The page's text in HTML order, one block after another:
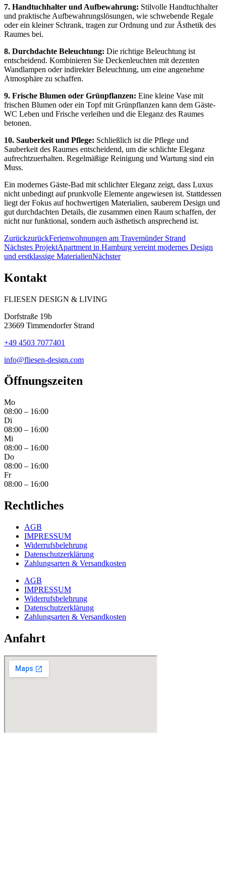
7. Handtuchhalter und Aufbewahrung: Stilvolle Handtuchhalter
und praktische Aufbewahrungslösungen, wie schwebende Regale
oder ein kleiner Schrank, tragen zur Ordnung und zur Ästhetik des
Raumes bei.
8. Durchdachte Beleuchtung: Die richtige Beleuchtung ist
entscheidend. Kombinieren Sie Deckenleuchten mit dezenten
Wandlampen oder indirekter Beleuchtung, um eine angenehme
Atmosphäre zu schaffen.
9. Frische Blumen oder Grünpflanzen: Eine kleine Vase mit
frischen Blumen oder ein Topf mit Grünpflanzen kann dem Gäste-
WC Leben und Frische verleihen und die Eleganz des Raumes
betonen.
10. Sauberkeit und Pflege: Schließlich ist die Pflege und
Sauberkeit des Raumes entscheidend, um die schlichte Eleganz
aufrechtzuerhalten. Regelmäßige Reinigung und Wartung sind ein
Muss.
Ein modernes Gäste-Bad mit schlichter Eleganz zeigt, dass Luxus
nicht unbedingt auf prunkvolle Elemente angewiesen ist. Stattdessen
liegt der Fokus auf hochwertigen Materialien, sauberem Design und
gut durchdachten Details, die zusammen einen Raum schaffen, der
nicht nur funktional, sondern auch ästhetisch ansprechend ist.
ZurückzurückFerienwohnungen am Travemünder Strand
Nächstes ProjektApartment in Hamburg vereint modernes Design
und erstklassige MaterialienNächster
Kontakt
FLIESEN DESIGN & LIVING
Dorfstraße 19b
23669 Timmendorfer Strand
+49 4503 7077401
info@fliesen-design.com
Öffnungszeiten
Mo
08:00 – 16:00
Di
08:00 – 16:00
Mi
08:00 – 16:00
Do
08:00 – 16:00
Fr
08:00 – 16:00
Rechtliches
AGB
IMPRESSUM
Widerrufsbelehrung
Datenschutzerklärung
Zahlungsarten & Versandkosten
AGB
IMPRESSUM
Widerrufsbelehrung
Datenschutzerklärung
Zahlungsarten & Versandkosten
Anfahrt